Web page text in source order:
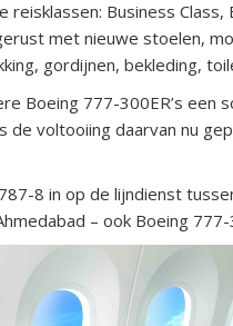
Business Class,
met nieuwe stoelen,
gordijnen, bekleding,
Boeing 777-300ER’s een
voltooiing daarvan nu
8 in op de lijndienst
– ook Boeing 777-